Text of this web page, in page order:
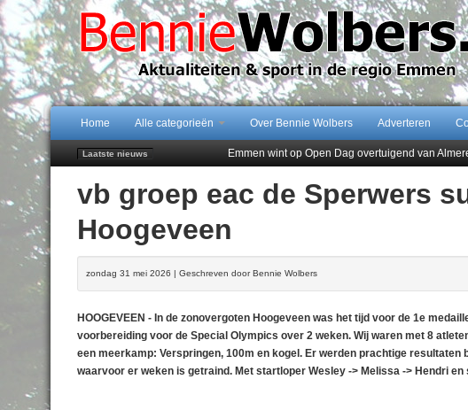
Home Alle categorieën Over Bennie Wolbers Adverteren
Laatste nieuws
Emmen wint op Open Dag overtuigend van
Jubileumfeest 35 jaar De Amer
Hunzeloopwandeltocht keert op 19 september
102 kaarsen voor eeuwling Mieke Sijbom-Maatje
vb groep eac de Sperwers
Hoogeveen
zondag 31 mei 2026 | Geschreven door Bennie Wolbers
HOOGEVEEN - In de zonovergoten Hoogeveen was het tijd voor de 1e
voorbereiding voor de Special Olympics over 2 weken. Wij waren met 8
een meerkamp: Verspringen, 100m en kogel. Er werden prachtige
waarvoor er weken is getraind. Met startloper Wesley -> Melissa -> Hendri en